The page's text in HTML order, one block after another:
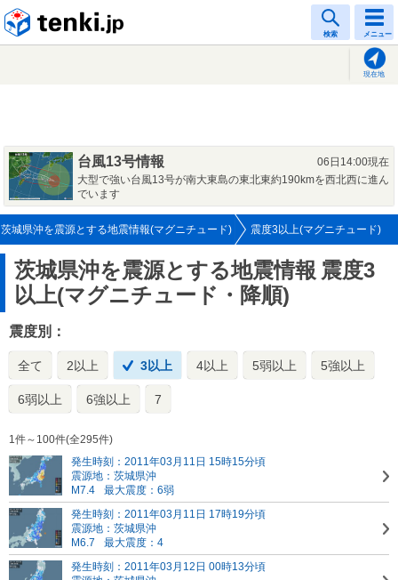
検索 メニュー
現在地
台風13号情報
06日14:00現在
大型で強い台風13号が南大東島の東北東約190kmを西北西に進ん
でいます
茨城県沖を震源とする地震情報(マグニチュード) 震度3以上(マグニチュード)
茨城県沖を震源とする地震情報 震度3
以上(マグニチュード・降順)
震度別：
全て 2以上 3以上 4以上 5弱以上 5強以上
6弱以上 6強以上 7
1件～100件(全295件)
発生時刻：2011年03月11日 15時15分頃
震源地：茨城県沖
M7.4
最大震度：6弱
発生時刻：2011年03月11日 17時19分頃
震源地：茨城県沖
M6.7
最大震度：4
発生時刻：2011年03月12日 00時13分頃